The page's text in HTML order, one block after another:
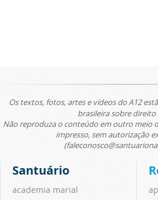
Os textos, fotos, artes e vídeos do A12
brasileira sobre
Não reproduza o conteúdo em outro meio
impresso, sem autorização
Santuário
academia marial